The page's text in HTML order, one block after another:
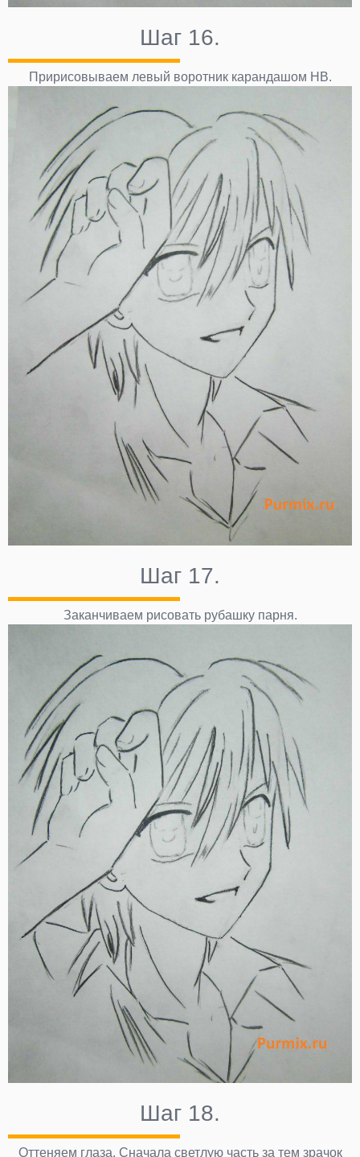
Шаг 16.
Пририсовываем левый воротник карандашом НВ.
Шаг 17.
Заканчиваем рисовать рубашку парня.
Шаг 18.
Оттеняем глаза. Сначала светлую часть за тем зрачок